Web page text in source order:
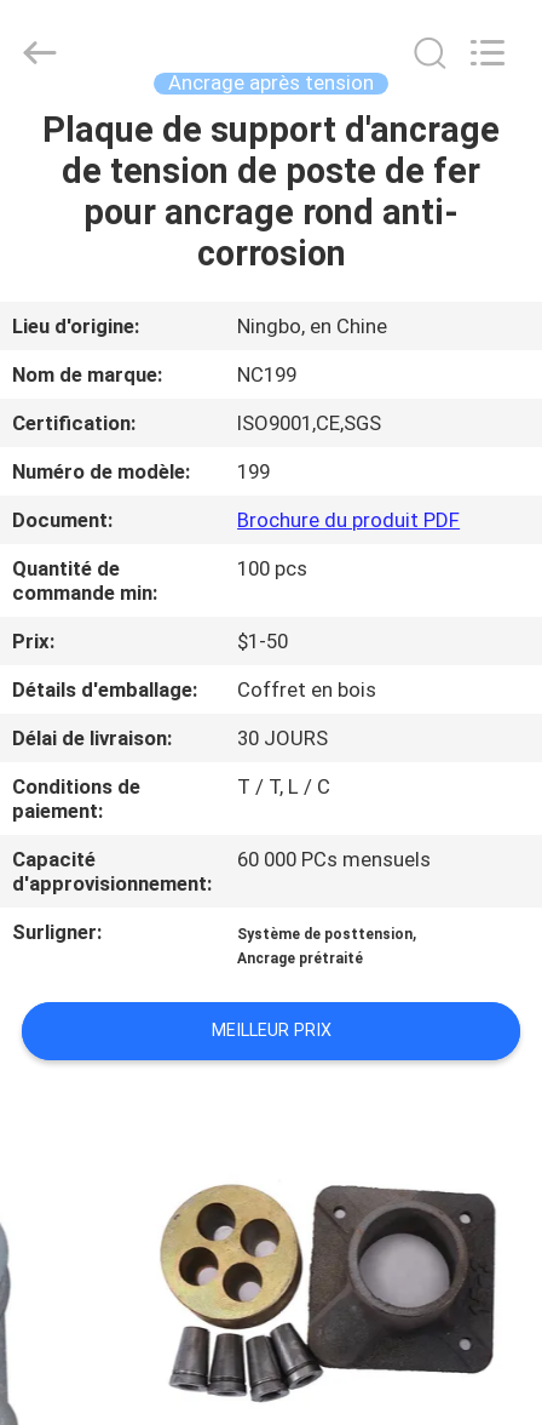
MAISON
VIDÉOS
À
PROPOS
DE
NOUS
VISITE
DE
L'USINE
CONTRÔLE
DE
LA
QUALITÉ
NOUS
CONTACTER
DEMANDEZ
UN DEVIS
PLAN
DU
SITE
Sunrise
Foundry
Reserved.
Ancrage après tension
Plaque de support d'ancrage
de tension de poste de fer
pour ancrage rond anti-
corrosion
Lieu d'origine:
Ningbo, en Chine
Nom de marque:
NC199
Certification:
ISO9001,CE,SGS
Numéro de modèle:
199
Document:
Brochure du produit PDF
Quantité de
commande min:
100 pcs
Prix:
$1-50
Détails d'emballage:
Coffret en bois
Délai de livraison:
30 JOURS
Conditions de
paiement:
T / T, L / C
Capacité
d'approvisionnement:
60 000 PCs mensuels
Surligner: Système de posttension,
Ancrage prétraité
MEILLEUR PRIX